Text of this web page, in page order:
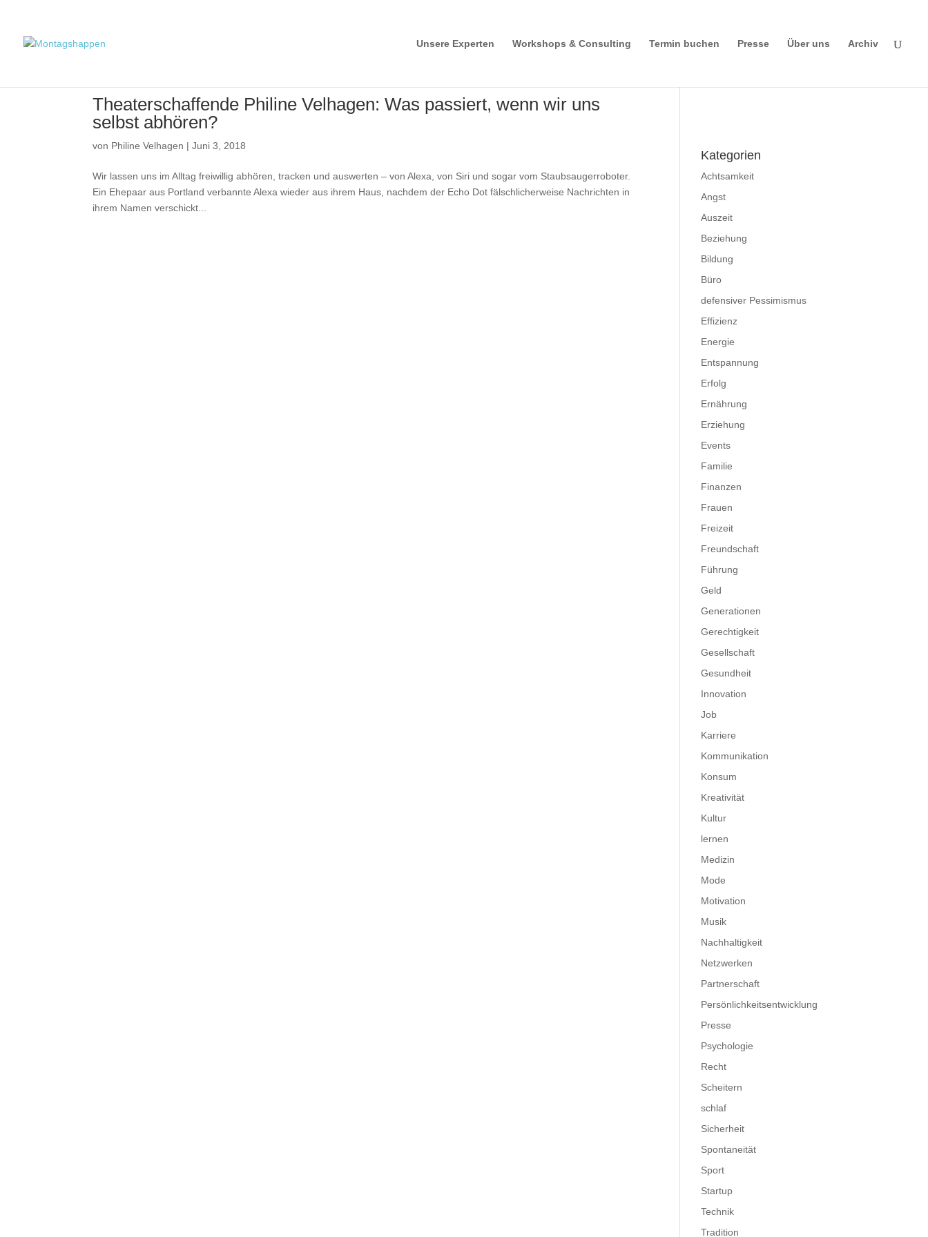
Unsere Experten Workshops & Consulting Termin buchen Presse Über uns Archiv
Theaterschaffende Philine Velhagen: Was passiert, wenn wir uns
selbst abhören?
von Philine Velhagen |Juni 3, 2018
Wir lassen uns im Alltag freiwillig abhören, tracken und auswerten – von Alexa, von Siri und sogar vom Staubsaugerroboter.
Ein Ehepaar aus Portland verbannte Alexa wieder aus ihrem Haus, nachdem der Echo Dot fälschlicherweise Nachrichten in
ihrem Namen verschickt...
Kategorien
Achtsamkeit
Angst
Auszeit
Beziehung
Bildung
Büro
defensiver Pessimismus
Effizienz
Energie
Entspannung
Erfolg
Ernährung
Erziehung
Events
Familie
Finanzen
Frauen
Freizeit
Freundschaft
Führung
Geld
Generationen
Gerechtigkeit
Gesellschaft
Gesundheit
Innovation
Job
Karriere
Kommunikation
Konsum
Kreativität
Kultur
lernen
Medizin
Mode
Motivation
Musik
Nachhaltigkeit
Netzwerken
Partnerschaft
Persönlichkeitsentwicklung
Presse
Psychologie
Recht
Scheitern
schlaf
Sicherheit
Spontaneität
Sport
Startup
Technik
Tradition